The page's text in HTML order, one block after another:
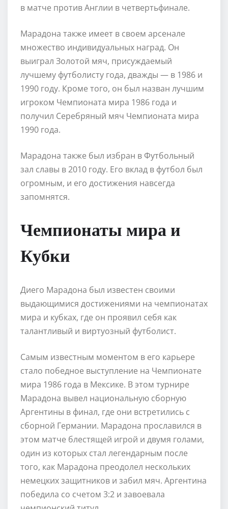
в матче против Англии в четвертьфинале.
Марадона также имеет в своем арсенале
множество индивидуальных наград. Он
выиграл Золотой мяч, присуждаемый
лучшему футболисту года, дважды — в 1986 и
1990 году. Кроме того, он был назван лучшим
игроком Чемпионата мира 1986 года и
получил Серебряный мяч Чемпионата мира
1990 года.
Марадона также был избран в Футбольный
зал славы в 2010 году. Его вклад в футбол был
огромным, и его достижения навсегда
запомнятся.
Чемпионаты мира и
Кубки
Диего Марадона был известен своими
выдающимися достижениями на чемпионатах
мира и кубках, где он проявил себя как
талантливый и виртуозный футболист.
Самым известным моментом в его карьере
стало победное выступление на Чемпионате
мира 1986 года в Мексике. В этом турнире
Марадона вывел национальную сборную
Аргентины в финал, где они встретились с
сборной Германии. Марадона прославился в
этом матче блестящей игрой и двумя голами,
один из которых стал легендарным после
того, как Марадона преодолел нескольких
немецких защитников и забил мяч. Аргентина
победила со счетом 3:2 и завоевала